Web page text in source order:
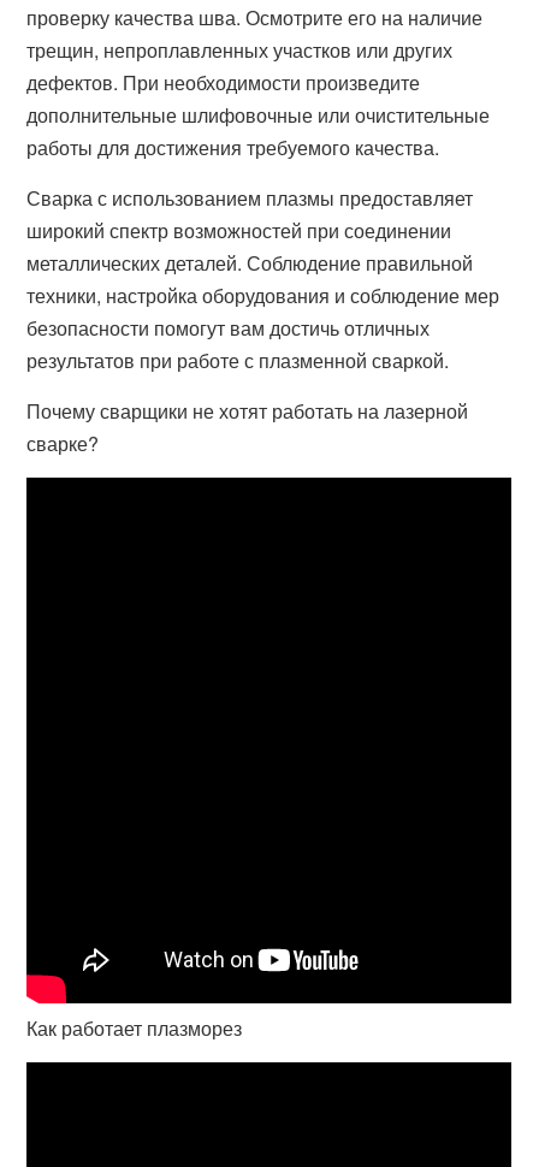
проверку качества шва. Осмотрите его на наличие
трещин, непроплавленных участков или других
дефектов. При необходимости произведите
дополнительные шлифовочные или очистительные
работы для достижения требуемого качества.
Сварка с использованием плазмы предоставляет
широкий спектр возможностей при соединении
металлических деталей. Соблюдение правильной
техники, настройка оборудования и соблюдение мер
безопасности помогут вам достичь отличных
результатов при работе с плазменной сваркой.
Почему сварщики не хотят работать на лазерной
сварке?
Как работает плазморез